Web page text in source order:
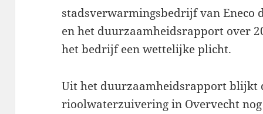
stadsverwarmingsbedrijf van Eneco
en het duurzaamheidsrapport over
het bedrijf een wettelijke plicht.
Uit het duurzaamheidsrapport blijkt
rioolwaterzuivering in Overvecht